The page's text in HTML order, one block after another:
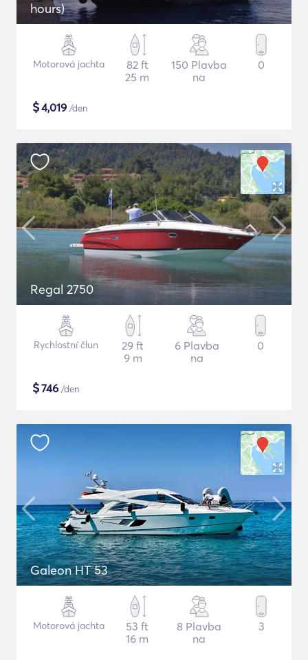
hours)
Motorová jachta
82 ft
25 m
150 Plavba
na
0
$4,019 /den
Regal 2750
Rychlostní člun
29 ft
9 m
6 Plavba
na
0
$746 /den
Galeon HT 53
Motorová jachta
53 ft
16 m
8 Plavba
na
3